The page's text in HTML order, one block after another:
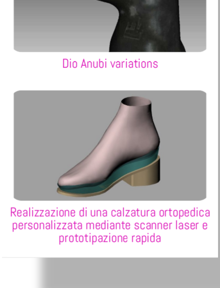
Dio Anubi variations
Realizzazione di una calzatura ortopedica
personalizzata mediante scanner laser e
prototipazione rapida